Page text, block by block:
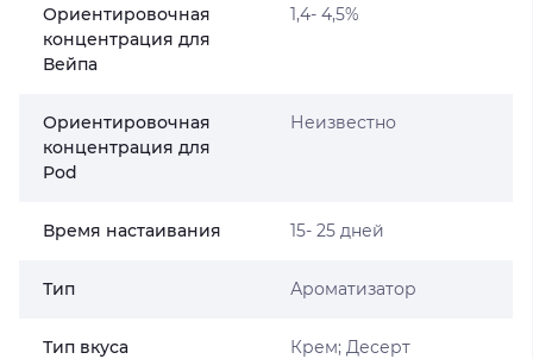
Ориентировочная
концентрация для
Вейпа
1,4- 4,5%
Ориентировочная
концентрация для
Pod
Неизвестно
Время настаивания 15- 25 дней
Тип Ароматизатор
Тип вкуса Крем; Десерт